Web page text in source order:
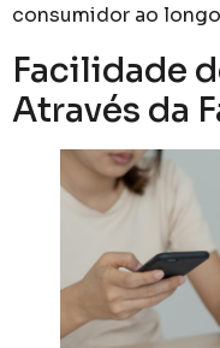
consumidor ao
Facilidade
Através da